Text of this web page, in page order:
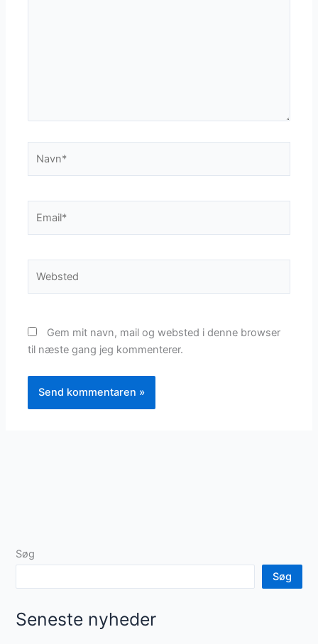
Gem mit navn, mail og websted i denne browser
til næste gang jeg kommenterer.
Søg
Søg
Seneste nyheder